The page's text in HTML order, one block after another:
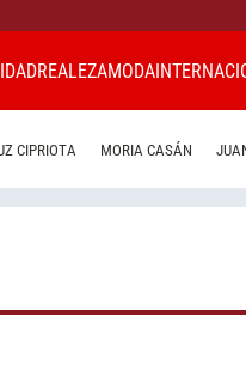
REALEZAMODA
CIPRIOTA MORIA CASÁN